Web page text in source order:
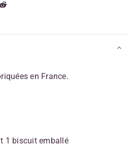
en France.
1 biscuit emballé